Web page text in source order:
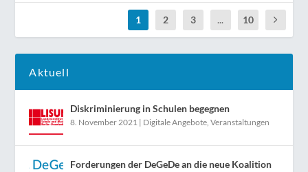
1 2 3 ... 10
Aktuell
Diskriminierung in Schulen begegnen
8. November 2021 | Digitale Angebote ,Veranstaltungen
Forderungen der DeGeDe an die neue Koalition